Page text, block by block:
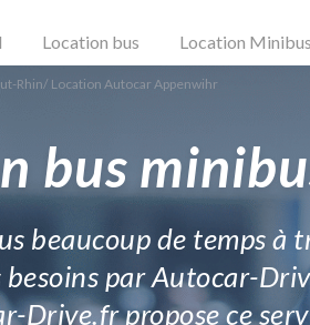
Location bus Location Minibus
Rhin/ Location Autocar Appenwihr
bus
beaucoup de temps
par Autocar-
Drive.fr propose ce